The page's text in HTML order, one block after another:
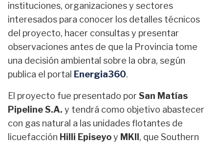
instituciones, organizaciones y sectores
interesados para conocer los detalles técnicos
del proyecto, hacer consultas y presentar
observaciones antes de que la Provincia tome
una decisión ambiental sobre la obra, según
publica el portal Energia360.
El proyecto fue presentado por San Matías
Pipeline S.A. y tendrá como objetivo abastecer
con gas natural a las unidades flotantes de
licuefacción Hilli Episeyoy MKII , que Southern